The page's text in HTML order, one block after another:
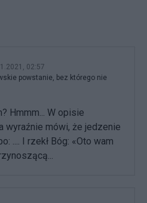
02:57
powstanie, bez którego nie
Hmmm... W opisie
wyraźnie mówi, że jedzenie
.... I rzekł Bóg: «Oto wam